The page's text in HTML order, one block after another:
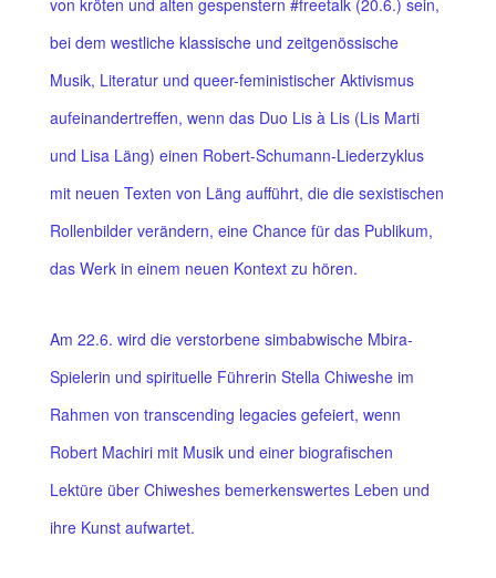
von kröten und alten gespenstern #freetalk (20.6.) sein,
bei dem westliche klassische und zeitgenössische
Musik, Literatur und queer-feministischer Aktivismus
aufeinandertreffen, wenn das Duo Lis à Lis (Lis Marti
und Lisa Läng) einen Robert-Schumann-Liederzyklus
mit neuen Texten von Läng aufführt, die die sexistischen
Rollenbilder verändern, eine Chance für das Publikum,
das Werk in einem neuen Kontext zu hören.
Am 22.6. wird die verstorbene simbabwische Mbira-
Spielerin und spirituelle Führerin Stella Chiweshe im
Rahmen von transcending legacies gefeiert, wenn
Robert Machiri mit Musik und einer biografischen
Lektüre über Chiweshes bemerkenswertes Leben und
ihre Kunst aufwartet.